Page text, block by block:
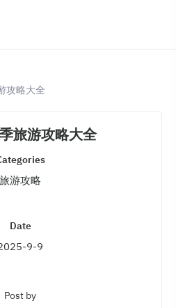
攻略大全
旅游攻略大全
旅游攻略
Date
9-9
Post by